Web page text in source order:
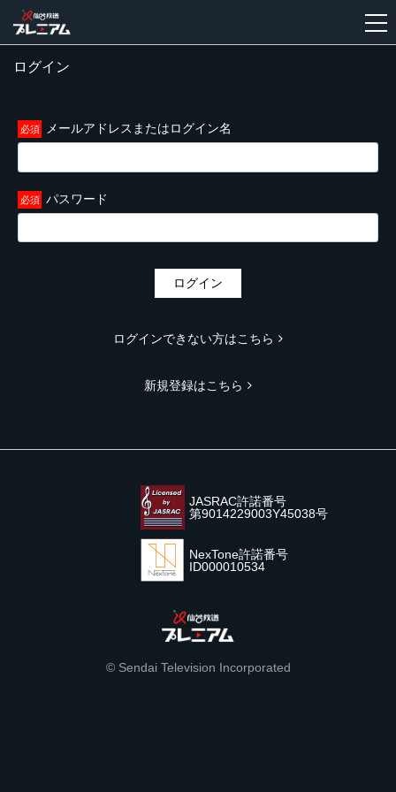
ログイン
メールアドレスまたはログイン名
パスワード
ログイン
ログインできない方はこちら
新規登録はこちら
JASRAC許諾番号
第9014229003Y45038号
NexTone許諾番号
ID000010534
© Sendai Television Incorporated